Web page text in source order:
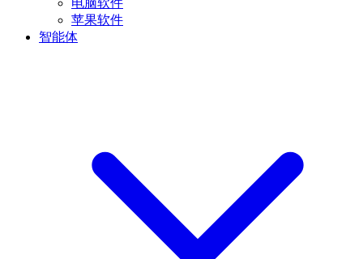
电脑软件
苹果软件
智能体